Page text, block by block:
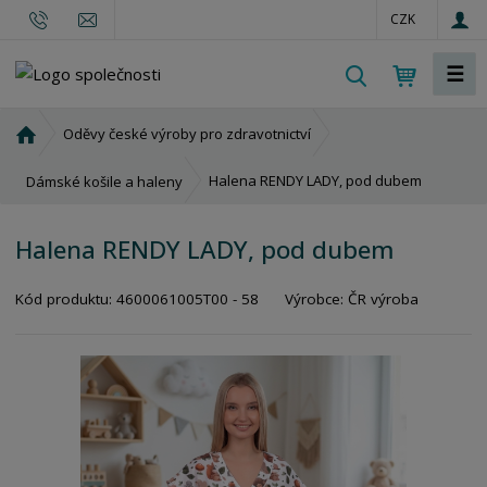
CZK
e
t
☰
o
í
t
Oděvy české výroby pro zdravotnictví
Dámské košile a haleny Halena RENDY LADY, pod dubem
Halena RENDY LADY, pod dubem
Kód produktu:4600061005T00 - 58
K
b
Výrobce: ČR výroba